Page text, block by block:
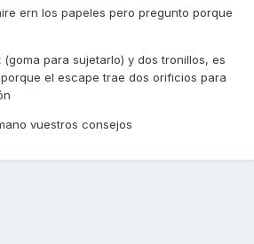
ern los papeles pero pregunto porque
para sujetarlo) y dos tronillos, es
el escape trae dos orificios para
vuestros consejos